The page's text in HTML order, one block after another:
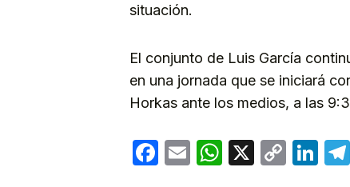
situación.
El conjunto de Luis García
en una jornada que se iniciará
Horkas ante los medios, a las
Facebook
EmailWhatsApp
X
Copy